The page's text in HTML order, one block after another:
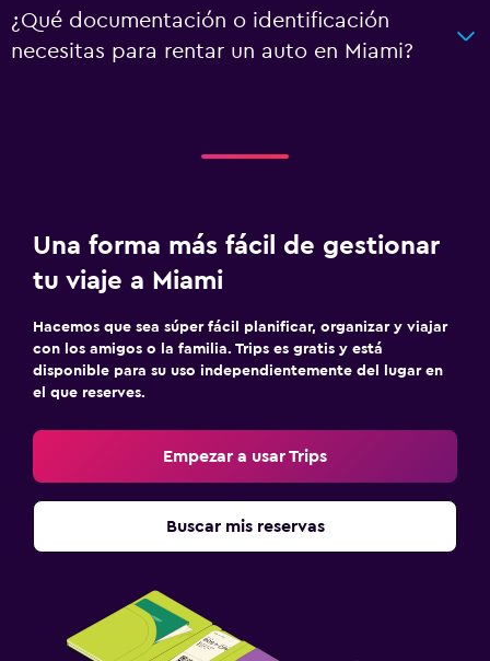
¿Qué documentación o identificación
necesitas para rentar un auto en Miami?
Una forma más fácil de gestionar
tu viaje a Miami
Hacemos que sea súper fácil planificar, organizar y viajar
con los amigos o la familia. Trips es gratis y está
disponible para su uso independientemente del lugar en
el que reserves.
Empezar a usar Trips
Buscar mis reservas